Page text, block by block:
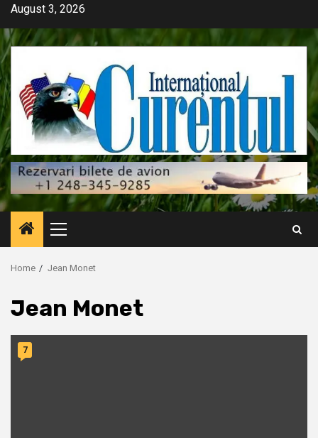
Skip
content
August 3, 2026
Primary
Menu
Home Jean Monet
Jean Monet
7